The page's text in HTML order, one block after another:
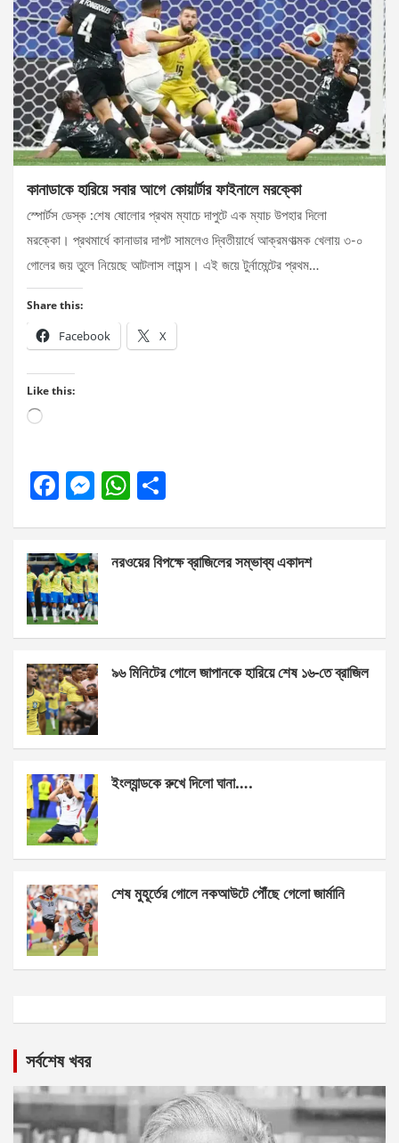
কানাডাকে হারিয়ে সবার আগে কোয়ার্টার ফাইনালে মরক্কো
স্পোর্টস ডেস্ক :শেষ ষোলোর প্রথম ম্যাচে দাপুটে এক ম্যাচ উপহার দিলো
মরক্কো। প্রথমার্ধে কানাডার দাপট সামলেও দ্বিতীয়ার্ধে আক্রমণাত্মক খেলায় ৩-০
গোলের জয় তুলে নিয়েছে আটলাস লায়ন্স। এই জয়ে টুর্নামেন্টের প্রথম…
Share this:
Facebook X
Like this:
Loading…
F
b
o
o
k
M
n
g
er
W
s
p
e
নরওয়ের বিপক্ষে ব্রাজিলের সম্ভাব্য একাদশ
৯৬ মিনিটের গোলে জাপানকে হারিয়ে শেষ ১৬-তে ব্রাজিল
ইংল্যান্ডকে রুখে দিলো ঘানা….
শেষ মুহূর্তের গোলে নকআউটে পৌঁছে গেলো জার্মানি
সর্বশেষ খবর